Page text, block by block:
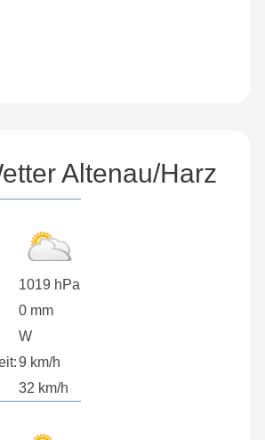
Altenau/Harz
1019 hPa
0 mm
W
9 km/h
32 km/h